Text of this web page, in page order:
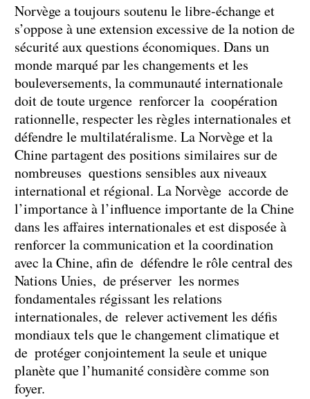
Norvège a toujours soutenu le libre-échange et
s’oppose à une extension excessive de la notion de
sécurité aux questions économiques. Dans un
monde marqué par les changements et les
bouleversements, la communauté internationale
doit de toute urgence renforcer la coopération
rationnelle, respecter les règles internationales et
défendre le multilatéralisme. La Norvège et la
Chine partagent des positions similaires sur de
nombreuses questions sensibles aux niveaux
international et régional. La Norvège accorde de
l’importance à l’influence importante de la Chine
dans les affaires internationales et est disposée à
renforcer la communication et la coordination
avec la Chine, afin de défendre le rôle central des
Nations Unies, de préserver les normes
fondamentales régissant les relations
internationales, de relever activement les défis
mondiaux tels que le changement climatique et
de protéger conjointement la seule et unique
planète que l’humanité considère comme son
foyer.